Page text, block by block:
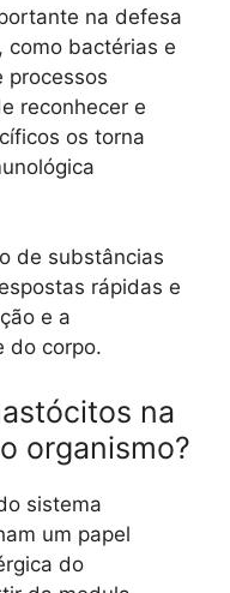
na defesa
como bactérias e
processos
reconhecer e
os torna
de substâncias
rápidas e
e a
do corpo.
na
organismo?
sistema
um papel
do